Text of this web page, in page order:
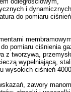
i dynamicznych
do pomiaru ciśnień
pomiaru ciśnienia
z tworzywa,
wypełniającą,
wysokich ciśnień
zawory